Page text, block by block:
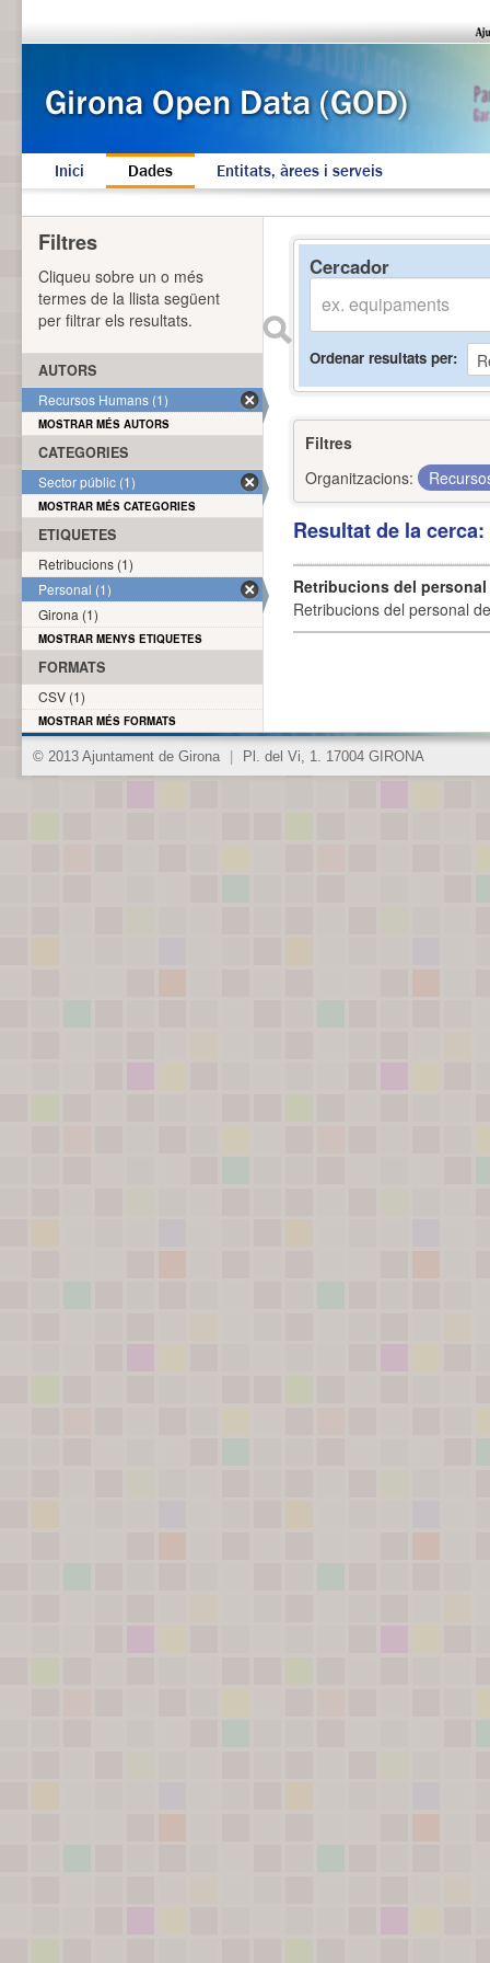
Inici Dades Entitats, àrees i serveis
Cercador
Ordenar resultats per
Filtres
Organitzacions:
Resultat de la
Retribucions del
Retribucions del personal
Filtres
Cliqueu sobre un o més
termes de la llista següent
per filtrar els resultats.
AUTORS
Recursos Humans (1)
MOSTRAR MÉS AUTORS
CATEGORIES
Sector públic (1)
MOSTRAR MÉS CATEGORIES
ETIQUETES
Retribucions (1)
Personal (1)
Girona (1)
MOSTRAR MENYS ETIQUETES
FORMATS
CSV (1)
MOSTRAR MÉS FORMATS
© 2013 Ajuntament de Girona Pl. del Vi, 1. 17004 GIRONA